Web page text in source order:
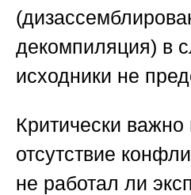
декомпиляция) в
исходники не
Критически важно
отсутствие
не работал ли